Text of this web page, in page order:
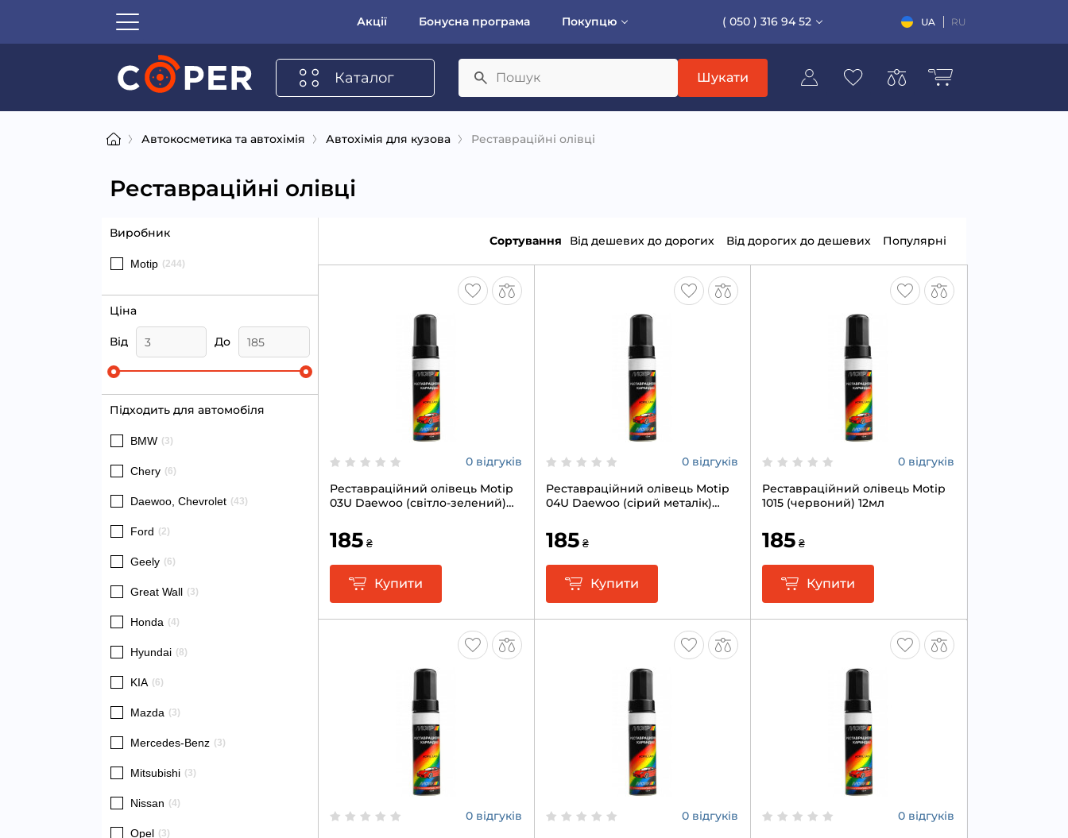
Акції Бонусна програма Покупцю ( 050 ) 316 94 52 UA RU
Каталог Шукати
Автокосметика та автохімія Автохімія для кузова Реставраційні олівці
Реставраційні олівці
Виробник
Motip (244)
Ціна
Від До
Підходить для автомобіля
BMW (3)
Chery (6)
Daewoo, Chevrolet (43)
Ford (2)
Geely (6)
Great Wall (3)
Honda (4)
Hyundai (8)
KIA (6)
Mazda (3)
Mercedes-Benz (3)
Mitsubishi (3)
Nissan (4)
Opel (3)
Сортування Від дешевих до дорогих Від дорогих до дешевих Популярні
0 відгуків
Реставраційний олівець Motip
03U Daewoo (світло-зелений)
185 ₴
Купити
0 відгуків
Реставраційний олівець Motip
04U Daewoo (сірий металік)
185 ₴
Купити
0 відгуків
Реставраційний олівець Motip
1015 (червоний) 12мл
185 ₴
Купити
0 відгуків
0 відгуків
0 відгуків